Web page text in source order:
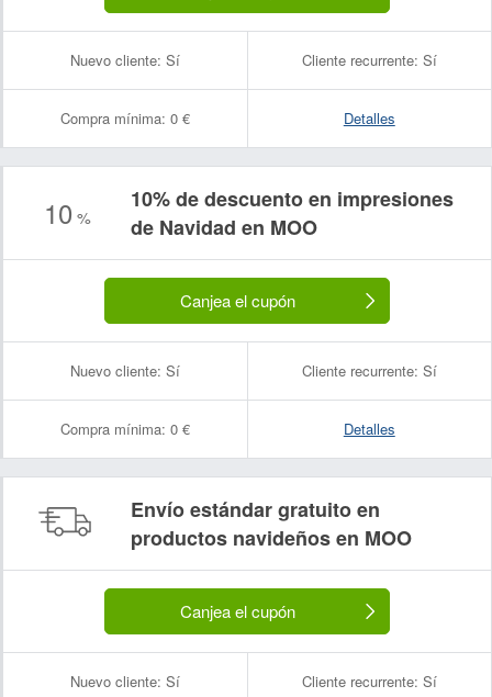
Nuevo cliente: Sí Cliente recurrente: Sí
Compra mínima: 0 € Detalles
10 %
10% de descuento en impresiones
de Navidad en MOO
Canjea el cupón
Nuevo cliente: Sí Cliente recurrente: Sí
Compra mínima: 0 € Detalles
Envío estándar gratuito en
productos navideños en MOO
Canjea el cupón
Nuevo cliente: Sí Cliente recurrente: Sí